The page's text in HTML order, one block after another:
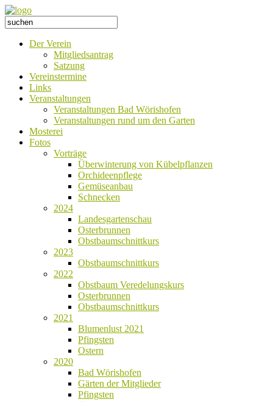
Der Verein
Mitgliedsantrag
Satzung
Vereinstermine
Links
Veranstaltungen
Veranstaltungen Bad Wörishofen
Veranstaltungen rund um den Garten
Mosterei
Fotos
Vorträge
Überwinterung von Kübelpflanzen
Orchideenpflege
Gemüseanbau
Schnecken
2024
Landesgartenschau
Osterbrunnen
Obstbaumschnittkurs
2023
Obstbaumschnittkurs
2022
Obstbaum Veredelungskurs
Osterbrunnen
Obstbaumschnittkurs
2021
Blumenlust 2021
Pfingsten
Ostern
2020
Bad Wörishofen
Gärten der Mitglieder
Pfingsten